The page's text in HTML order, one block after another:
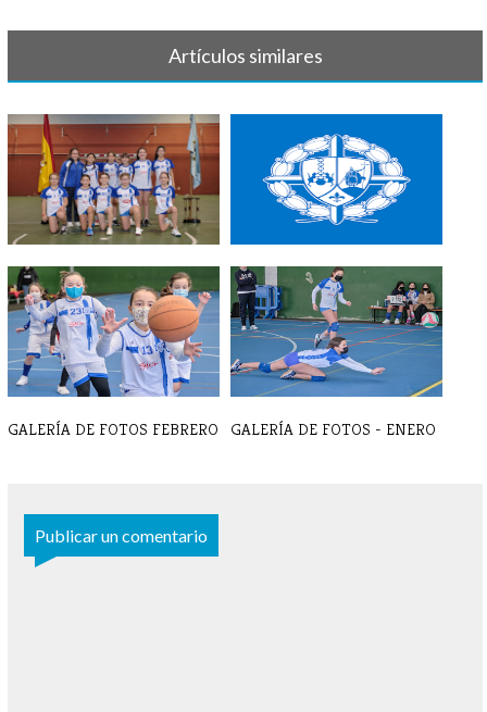
Artículos similares
LISTAS VOLEIBOL 23-24
VOLEIBOL EQUIPOS 2022-
2023
GALERÍA DE FOTOS FEBRERO GALERÍA DE FOTOS - ENERO
Publicar un comentario